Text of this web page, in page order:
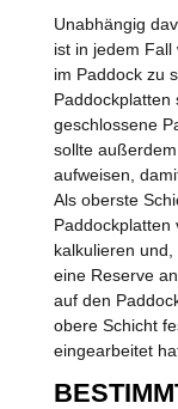
Unabhängig
ist in jedem
im Paddock zu
Paddockplatten
geschlossene
sollte
aufweisen,
Als oberste
Paddockplatten
kalkulieren
eine Reserve
auf den
obere Schicht
eingearbeitet